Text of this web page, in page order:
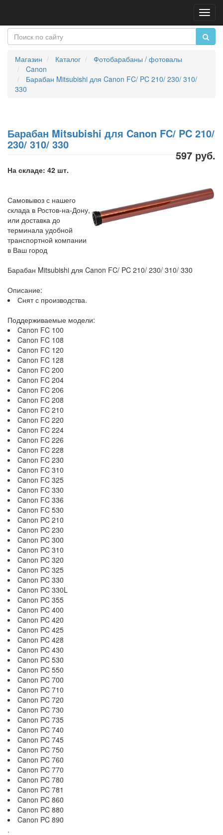
Магазин Каталог
Фотобарабаны / фотовалы
Canon
Барабан Mitsubishi для Canon FC/ PC 210/ 230/ 310/
330
Барабан Mitsubishi для Canon FC/ PC 210/
230/ 310/ 330
597 руб.
На складе: 42 шт.
Самовывоз с нашего
склада в Ростов-на-Дону,
или доставка до
терминала удобной
транспортной компании
в Ваш город
Барабан Mitsubishi для Canon FC/ PC 210/ 230/ 310/ 330
Описание:
Снят с производства.
Поддерживаемые модели:
Canon FC 100
Canon FC 108
Canon FC 120
Canon FC 128
Canon FC 200
Canon FC 204
Canon FC 206
Canon FC 208
Canon FC 210
Canon FC 220
Canon FC 224
Canon FC 226
Canon FC 228
Canon FC 230
Canon FC 310
Canon FC 325
Canon FC 330
Canon FC 336
Canon FC 530
Canon PC 210
Canon PC 230
Canon PC 300
Canon PC 310
Canon PC 320
Canon PC 325
Canon PC 330
Canon PC 330L
Canon PC 355
Canon PC 400
Canon PC 420
Canon PC 425
Canon PC 428
Canon PC 430
Canon PC 530
Canon PC 550
Canon PC 700
Canon PC 710
Canon PC 720
Canon PC 730
Canon PC 735
Canon PC 740
Canon PC 745
Canon PC 750
Canon PC 760
Canon PC 770
Canon PC 780
Canon PC 781
Canon PC 860
Canon PC 880
Canon PC 890
.